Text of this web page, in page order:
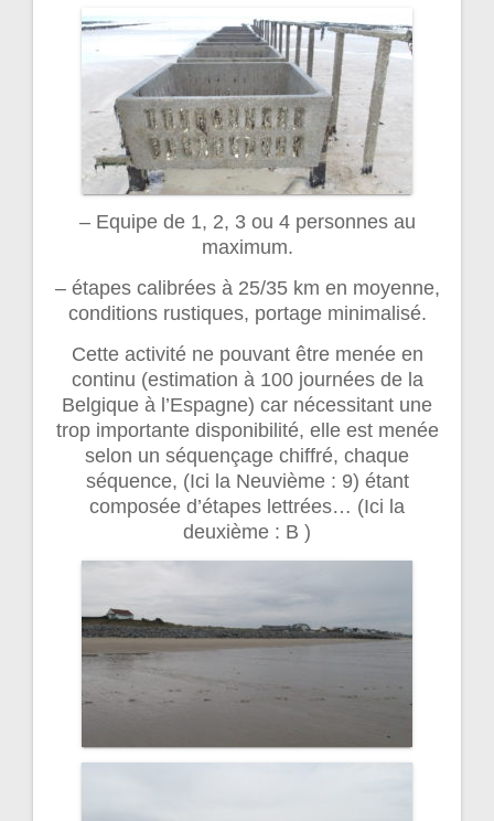
– Equipe de 1, 2, 3 ou 4 personnes au
maximum.
– étapes calibrées à 25/35 km en moyenne,
conditions rustiques, portage minimalisé.
Cette activité ne pouvant être menée en
continu (estimation à 100 journées de la
Belgique à l’Espagne) car nécessitant une
trop importante disponibilité, elle est menée
selon un séquençage chiffré, chaque
séquence, (Ici la Neuvième : 9) étant
composée d’étapes lettrées… (Ici la
deuxième : B )